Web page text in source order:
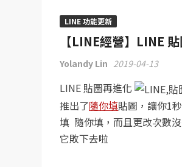
LINE 功能更新
【LINE經營】LINE
Yolandy Lin 2019-04-13
LINE 貼圖再進化
推出了隨你填貼圖，讓你1
填 隨你填，而且更改次數
它敗下去啦